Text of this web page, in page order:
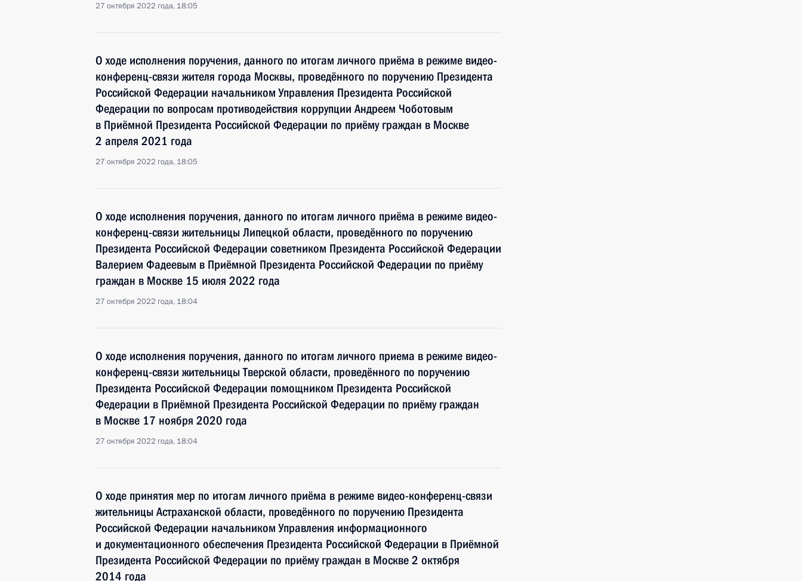
27 октября 2022 года, 18:05
О ходе исполнения поручения, данного по итогам личного приёма в режиме видео-
конференц-связи жителя города Москвы, проведённого по поручению Президента
Российской Федерации начальником Управления Президента Российской
Федерации по вопросам противодействия коррупции Андреем Чоботовым
в Приёмной Президента Российской Федерации по приёму граждан в Москве
2 апреля 2021 года
27 октября 2022 года, 18:05
О ходе исполнения поручения, данного по итогам личного приёма в режиме видео-
конференц-связи жительницы Липецкой области, проведённого по поручению
Президента Российской Федерации советником Президента Российской Федерации
Валерием Фадеевым в Приёмной Президента Российской Федерации по приёму
граждан в Москве 15 июля 2022 года
27 октября 2022 года, 18:04
О ходе исполнения поручения, данного по итогам личного приема в режиме видео-
конференц-связи жительницы Тверской области, проведённого по поручению
Президента Российской Федерации помощником Президента Российской
Федерации в Приёмной Президента Российской Федерации по приёму граждан
в Москве 17 ноября 2020 года
27 октября 2022 года, 18:04
О ходе принятия мер по итогам личного приёма в режиме видео-конференц-связи
жительницы Астраханской области, проведённого по поручению Президента
Российской Федерации начальником Управления информационного
и документационного обеспечения Президента Российской Федерации в Приёмной
Президента Российской Федерации по приёму граждан в Москве 2 октября
2014 года